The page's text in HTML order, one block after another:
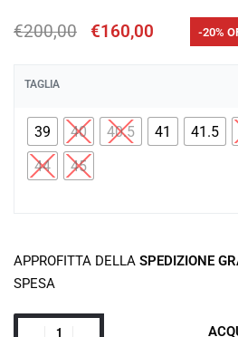
€200,00 €160,00 -20%
TAGLIA
39 40 40.5 41 41.5
44
45
APPROFITTA DELLA SPEDIZIONE
SPESA